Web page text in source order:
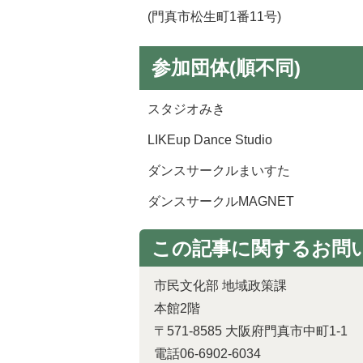
(門真市松生町1番11号)
参加団体(順不同)
スタジオみき
LIKEup Dance Studio
ダンスサークルまいすた
ダンスサークルMAGNET
この記事に関するお問
市民文化部 地域政策課
本館2階
〒571-8585 大阪府門真市中町1-1
電話06-6902-6034